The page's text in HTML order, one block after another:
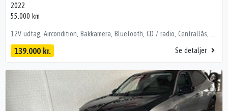
2022
55.000 km
12V udtag, Aircondition, Bakkamera, Bluetooth, CD / radio, Centrallås, DAB+ radio, El-foldbare spejle, El-foldbare spejle m. varme, Elruder for, Elruder for/bag, El-spejle, El-spejle med varme, Fartpilot, Fjernbetjent centrallås, Håndfri telefon, Infocenter, Kørecomputer, Parkeringssensor bag, Parkeringssensor for, Radio, Regnsensor, Servo, Udvendig temperaturmåler, 17" Alufælge, Alufælge, Hvide blinklys, Hækspoiler, Indfarvede kofangere, Tonede ruder, Tågelygter, Armlæn, Bagagerumsdækken, Glastag, Højdejusterbart førersæde, Justerbart rat, Kopholder, Læderrat, Splitbagsæde, Stofindtræk, 7 Airbags, ABS, Airbag, Alarm, Antispin, Dæktrykssensor, ESP, Fører-airbag, Lyssensor, Passager-airbag, Selealarm, Selestrammer, 1 ejer, 6 gear, Ikke ryger, Service overholdt, Start/stop-system
139.000 kr. Se detaljer